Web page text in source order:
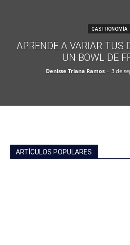
GASTRONOMÍA
APRENDE A VARIAR TUS
UN BOWL DE
Denisse Triana Ramos - 3 de
ARTÍCULOS POPULARES